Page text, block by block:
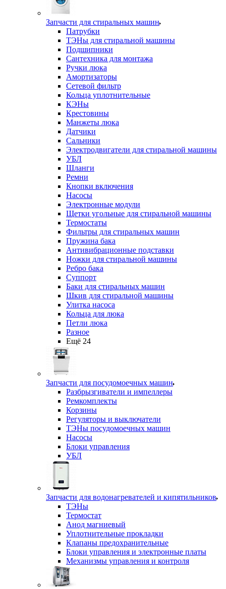
Запчасти для стиральных машин
Патрубки
ТЭНы для стиральной машины
Подшипники
Сантехника для монтажа
Ручки люка
Амортизаторы
Сетевой фильтр
Кольца уплотнительные
КЭНы
Крестовины
Манжеты люка
Датчики
Сальники
Электродвигатели для стиральной машины
УБЛ
Шланги
Ремни
Кнопки включения
Насосы
Электронные модули
Щетки угольные для стиральной машины
Термостаты
Фильтры для стиральных машин
Пружина бака
Антивибрационные подставки
Ножки для стиральной машины
Ребро бака
Суппорт
Баки для стиральных машин
Шкив для стиральной машины
Улитка насоса
Кольца для люка
Петли люка
Разное
Ещё 24
Запчасти для посудомоечных машин
Разбрызгиватели и импеллеры
Ремкомплекты
Корзины
Регуляторы и выключатели
ТЭНы посудомоечных машин
Насосы
Блоки управления
УБЛ
Запчасти для водонагревателей и кипятильников
ТЭНы
Термостат
Анод магниевый
Уплотнительные прокладки
Клапаны предохранительные
Блоки управления и электронные платы
Механизмы управления и контроля